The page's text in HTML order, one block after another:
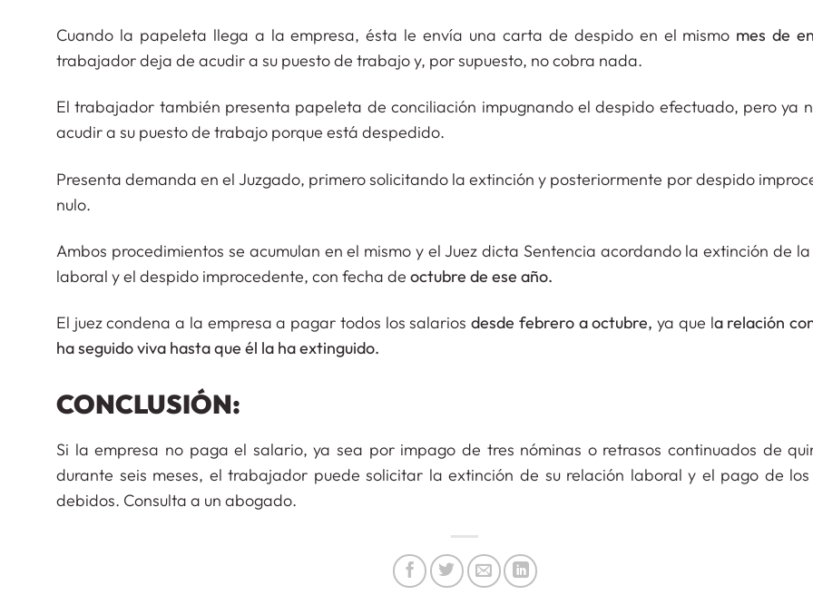
Cuando la papeleta llega a la empresa, ésta le envía una carta de despido en el mismo mes de
trabajador deja de acudir a su puesto de trabajo y, por supuesto, no cobra nada.
El trabajador también presenta papeleta de conciliación impugnando el despido efectuado, pero ya
acudir a su puesto de trabajo porque está despedido.
Presenta demanda en el Juzgado, primero solicitando la extinción y posteriormente por despido
nulo.
Ambos procedimientos se acumulan en el mismo y el Juez dicta Sentencia acordando la extinción de
laboral y el despido improcedente, con fecha de octubre de ese año.
El juez condena a la empresa a pagar todos los salariosdesde febrero a octubre, ya que la relación
ha seguido viva hasta que él la ha extinguido.
CONCLUSIÓN:
Si la empresa no paga el salario, ya sea por impago de tres nóminas o retrasos continuados de
durante seis meses, el trabajador puede solicitar la extinción de su relación laboral y el pago de
debidos. Consulta a un abogado.